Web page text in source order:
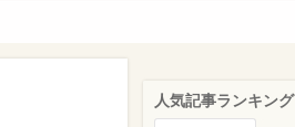
人気記事ランキング